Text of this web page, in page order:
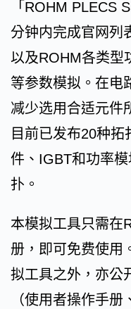
「ROHM PLECS
分钟内完成官网列
以及ROHM各类型
等参数模拟。在电
减少选用合适元件
目前已发布20种
件、IGBT和功率
扑。
本模拟工具只需在
册，即可免费使用
拟工具之外，亦公
（使用者操作手